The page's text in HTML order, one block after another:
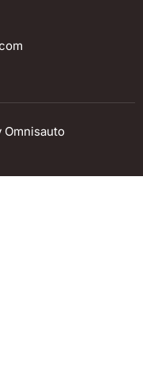
Omnisauto